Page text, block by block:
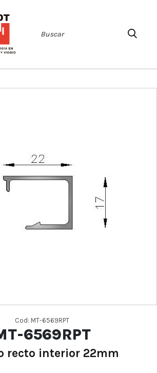
Cod: MT-6569RPT
6569RPT
recto interior 22mm